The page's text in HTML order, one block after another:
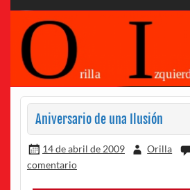
Aniversario de una Ilusión
14 de abril de 2009 Orilla
comentario